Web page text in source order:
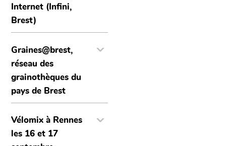
Internet (Infini,
Brest)
Graines@brest,
réseau des
grainothèques du
pays de Brest
Vélomix à Rennes
les 16 et 17